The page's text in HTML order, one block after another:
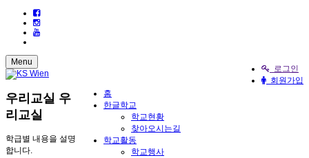
로그인
회원가입
Menu
홈
한글학교
학교현황
찾아오시는길
학교활동
학교행사
우리교실 우
리교실
학급별 내용을 설명
합니다.